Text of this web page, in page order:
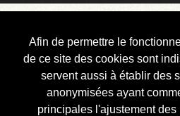
Afin de permettre le
de ce site des cookies sont
servent aussi à établir des
anonymisées ayant
principales l'ajustement des
Courbis, « LE »
Blog Officiel
Bienvenue